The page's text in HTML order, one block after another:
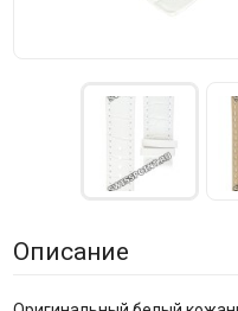
Описание